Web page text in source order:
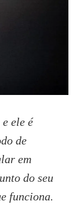
ele é
de
em
do seu
funciona.